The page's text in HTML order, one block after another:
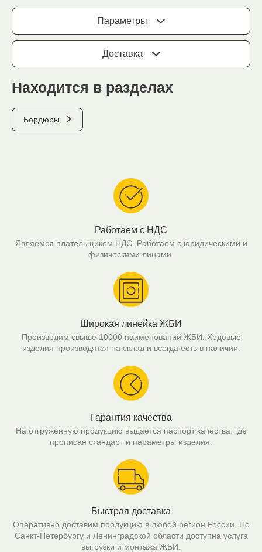
Параметры
Доставка
Находится в разделах
Бордюры
Работаем с НДС
Являемся плательщиком НДС. Работаем с юридическими и
физическими лицами.
Широкая линейка ЖБИ
Производим свыше 10000 наименований ЖБИ. Ходовые
изделия производятся на склад и всегда есть в наличии.
Гарантия качества
На отгруженную продукцию выдается паспорт качества, где
прописан стандарт и параметры изделия.
Быстрая доставка
Оперативно доставим продукцию в любой регион России. По
Санкт-Петербургу и Ленинградской области доступна услуга
выгрузки и монтажа ЖБИ.